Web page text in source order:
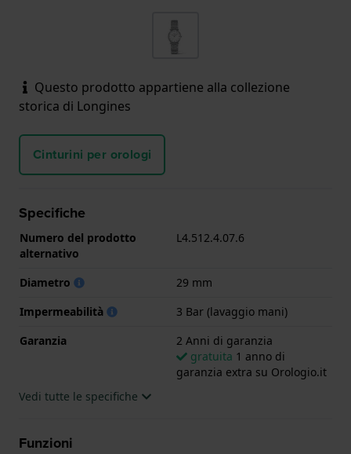
Questo prodotto appartiene alla collezione
storica di Longines
Cinturini per orologi
Specifiche
Numero del prodotto
alternativo
L4.512.4.07.6
Diametro
29 mm
Impermeabilità
3 Bar (lavaggio mani)
Garanzia
2 Anni di garanzia
gratuita 1 anno di
garanzia extra su Orologio.it
Vedi tutte le specifiche
Funzioni